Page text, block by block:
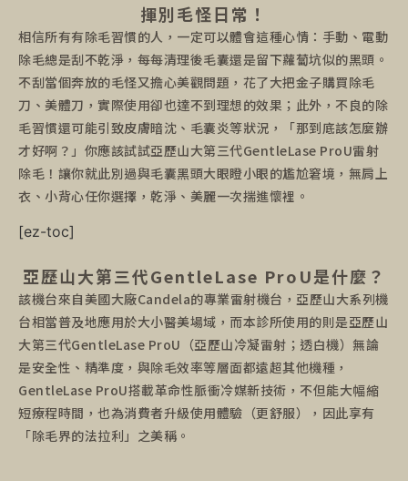
揮別毛怪日常！
相信所有有除毛習慣的人，一定可以體會這種心情：手動、電動
除毛總是刮不乾淨，每每清理後毛囊還是留下蘿蔔坑似的黑頭。
不刮當個奔放的毛怪又擔心美觀問題，花了大把金子購買除毛
刀、美體刀，實際使用卻也達不到理想的效果；此外，不良的除
毛習慣還可能引致皮膚暗沈、毛囊炎等狀況，「那到底該怎麼辦
才好啊？」你應該試試亞歷山大第三代GentleLase ProU雷射
除毛！讓你就此別過與毛囊黑頭大眼瞪小眼的尷尬窘境，無肩上
衣、小背心任你選擇，乾淨、美麗一次揣進懷裡。
[ez-toc]
亞歷山大第三代GentleLase ProU是什麼？
該機台來自美國大廠Candela的專業雷射機台，亞歷山大系列機
台相當普及地應用於大小醫美場域，而本診所使用的則是亞歷山
大第三代GentleLase ProU（亞歷山冷凝雷射；透白機）無論
是安全性、精準度，與除毛效率等層面都遠超其他機種，
GentleLase ProU搭載革命性脈衝冷媒新技術，不但能大幅縮
短療程時間，也為消費者升級使用體驗（更舒服），因此享有
「除毛界的法拉利」之美稱。